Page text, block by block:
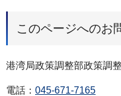
このページへのお
港湾局政策調整部政策調
電話： 045-671-7165